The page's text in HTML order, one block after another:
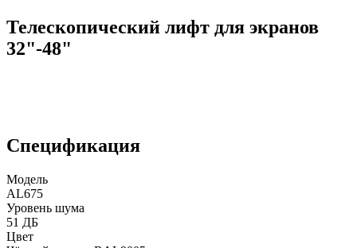
Телескопический лифт для экранов
32"-48"
Спецификация
Модель
AL675
Уровень шума
51 ДБ
Цвет